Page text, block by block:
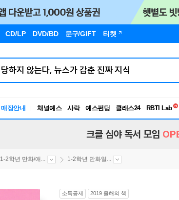
CD/LP DVD/BD 문구/GIFT 티켓
매장안내 채널예스 사락 예스펀딩 클래스24
RBTI Lab
독서유형검
크클 심야 독서 모임
1-2학년 만화/애... 1-2학년 만화일...
소득공제 2019 올해의 책